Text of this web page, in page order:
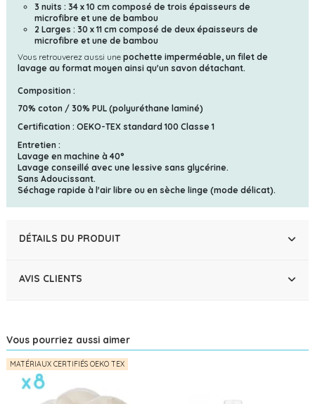
3 nuits : 34 x 10 cm composé de trois épaisseurs de
microfibre et une de bambou
2 Larges : 30 x 11 cm composé de deux épaisseurs de
microfibre et une de bambou
Vous retrouverez aussi une pochette imperméable, un filet de
lavage au format moyen ainsi qu'un savon détachant.
Composition :
70% coton / 30% PUL (polyuréthane laminé)
Certification : OEKO-TEX standard 100 Classe 1
Entretien :
Lavage en machine à 40°
Lavage conseillé avec une lessive sans glycérine.
Sans Adoucissant.
Séchage rapide à l'air libre ou en sèche linge (mode délicat).
DÉTAILS DU PRODUIT
AVIS CLIENTS
Vous pourriez aussi aimer
MATÉRIAUX CERTIFIÉS OEKO TEX